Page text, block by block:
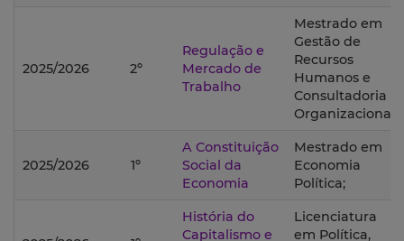
2025/2026 2º
Regulação e
Mercado de
Trabalho
Mestrado em
Gestão de
Recursos
Humanos e
Consultadoria
Organizacional;
2025/2026 1º
A Constituição
Social da
Economia
Mestrado em
Economia
Política;
História do
Capitalismo e
Licenciatura
em Política,